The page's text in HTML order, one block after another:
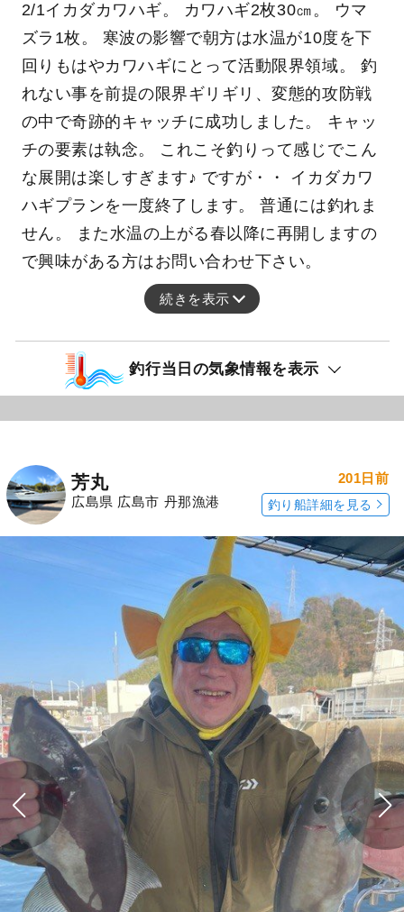
2/1イカダカワハギ。 カワハギ2枚30㎝。 ウマ
ズラ1枚。 寒波の影響で朝方は水温が10度を下
回りもはやカワハギにとって活動限界領域。 釣
れない事を前提の限界ギリギリ、変態的攻防戦
の中で奇跡的キャッチに成功しました。 キャッ
チの要素は執念。 これこそ釣りって感じでこん
な展開は楽しすぎます♪ ですが・・ イカダカワ
ハギプランを一度終了します。 普通には釣れま
せん。 また水温の上がる春以降に再開しますの
で興味がある方はお問い合わせ下さい。
続きを表示
釣行当日の気象情報を表示
芳丸
広島県 広島市 丹那漁港
201日前
釣り船詳細を見る